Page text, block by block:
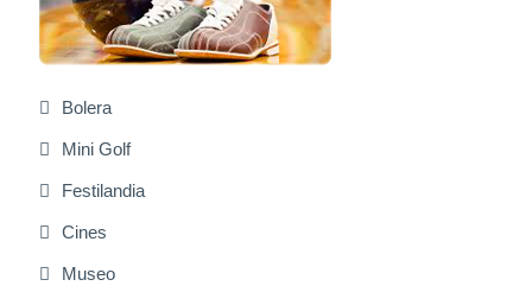
Bolera
Mini Golf
Festilandia
Cines
Museo